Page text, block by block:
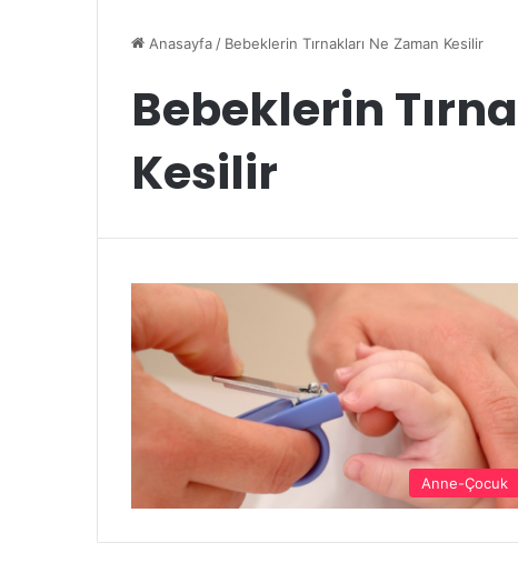
Anasayfa / Bebeklerin Tırnakları Ne Zaman Kesilir
Bebeklerin
Kesilir
Anne-Çocuk